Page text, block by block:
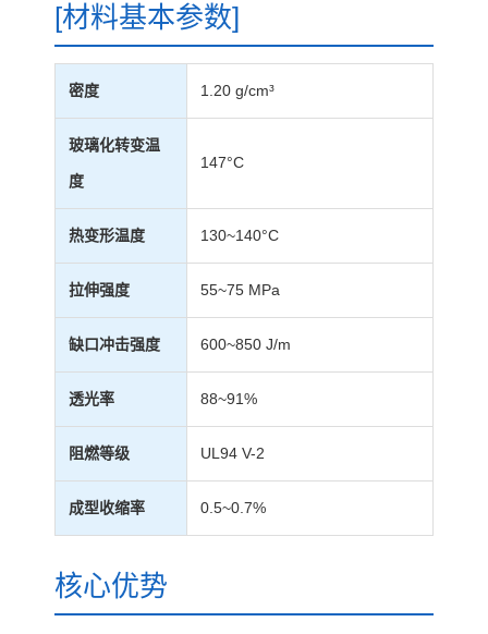
[材料基本参数]
密度 1.20 g/cm³
玻璃化转变温
度
147°C
热变形温度 130~140°C
拉伸强度 55~75 MPa
缺口冲击强度 600~850 J/m
透光率 88~91%
阻燃等级 UL94 V-2
成型收缩率 0.5~0.7%
核心优势